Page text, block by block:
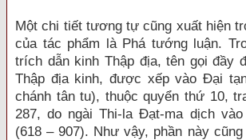
Một chi tiết tương tự cũng xuất hiện
của tác phẩm là Phá tướng luận.
trích dẫn kinh Thập địa, tên gọi đầy
Thập địa kinh, được xếp vào Đại
chánh tân tu), thuộc quyển thứ 10,
287, do ngài Thi-la Đạt-ma dịch
(618 – 907). Như vậy, phần này